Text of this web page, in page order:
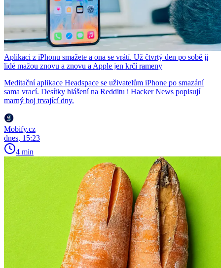
Aplikaci z iPhonu smažete a ona se vrátí. Už čtvrtý den po sobě ji
lidé mažou znovu a znovu a Apple jen krčí rameny
Meditační aplikace Headspace se uživatelům iPhone po smazání
sama vrací. Desítky hlášení na Redditu i Hacker News popisují
marný boj trvající dny.
Mobify.cz
dnes, 15:23
4 min